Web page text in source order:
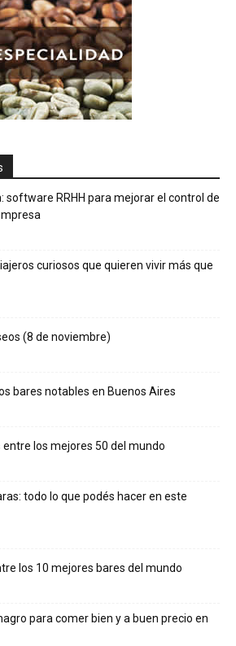
software RRHH para mejorar el control de
curiosos que quieren vivir más que
(8 de noviembre)
bares notables en Buenos Aires
los mejores 50 del mundo
todo lo que podés hacer en este
los 10 mejores bares del mundo
para comer bien y a buen precio en